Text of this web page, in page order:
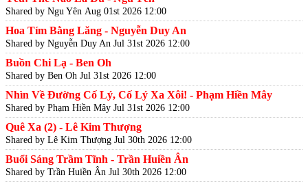
Shared by Ngu Yên Aug 01st 2026 12:00
Hoa Tím Bằng Lăng - Nguyễn Duy An
Shared by Nguyễn Duy An Jul 31st 2026 12:00
Buồn Chi Lạ - Ben Oh
Shared by Ben Oh Jul 31st 2026 12:00
Nhìn Về Đường Cố Lý, Cố Lý Xa Xôi! - Phạm Hiền Mây
Shared by Phạm Hiền Mây Jul 31st 2026 12:00
Quê Xa (2) - Lê Kim Thượng
Shared by Lê Kim Thượng Jul 30th 2026 12:00
Buổi Sáng Trầm Tĩnh - Trần Huiền Ân
Shared by Trần Huiền Ân Jul 30th 2026 12:00